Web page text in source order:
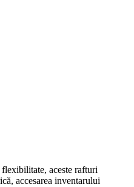
aceste rafturi
accesarea inventarului